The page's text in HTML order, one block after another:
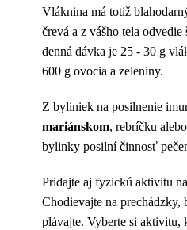
Vláknina má totiž
črevá a z vášho tela
denná dávka je 25 - 30 g
600 g ovocia a zeleniny.
Z byliniek na posilnenie
mariánskom, rebríčku
bylinky posilní činnosť
Pridajte aj fyzickú aktivitu
Chodievajte na prechádzky,
plávajte. Vyberte si